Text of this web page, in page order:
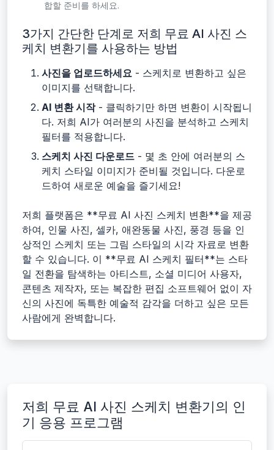
합할 준비를 하세요.
3가지 간단한 단계로 저희 무료 AI 사진 스
케치 변환기를 사용하는 방법
사진을 업로드하세요 - 스케치로 변환하고 싶은
이미지를 선택합니다.
AI 변환 시작- 클릭하기만 하면 변환이 시작됩니
다. 저희 AI가 여러분의 사진을 분석하고 스케치
필터를 적용합니다.
스케치 사진 다운로드 - 몇 초 안에 여러분의 스
케치 스타일 이미지가 준비될 것입니다. 다운로
드하여 새로운 예술을 즐기세요!
저희 플랫폼은 **무료 AI 사진 스케치 변환**을 제공
하여, 인물 사진, 셀카, 애완동물 사진, 풍경 등을 인
상적인 스케치 또는 그림 스타일의 시각 자료로 변환
할 수 있습니다. 이 **무료 AI 스케치 필터**는 스타
일 전환을 탐색하는 아티스트, 소셜 미디어 사용자,
콘텐츠 제작자, 또는 복잡한 편집 소프트웨어 없이 자
신의 사진에 독특한 예술적 감각을 더하고 싶은 모든
사람에게 완벽합니다.
저희 무료 AI 사진 스케치 변환기의 인
기 응용 프로그램